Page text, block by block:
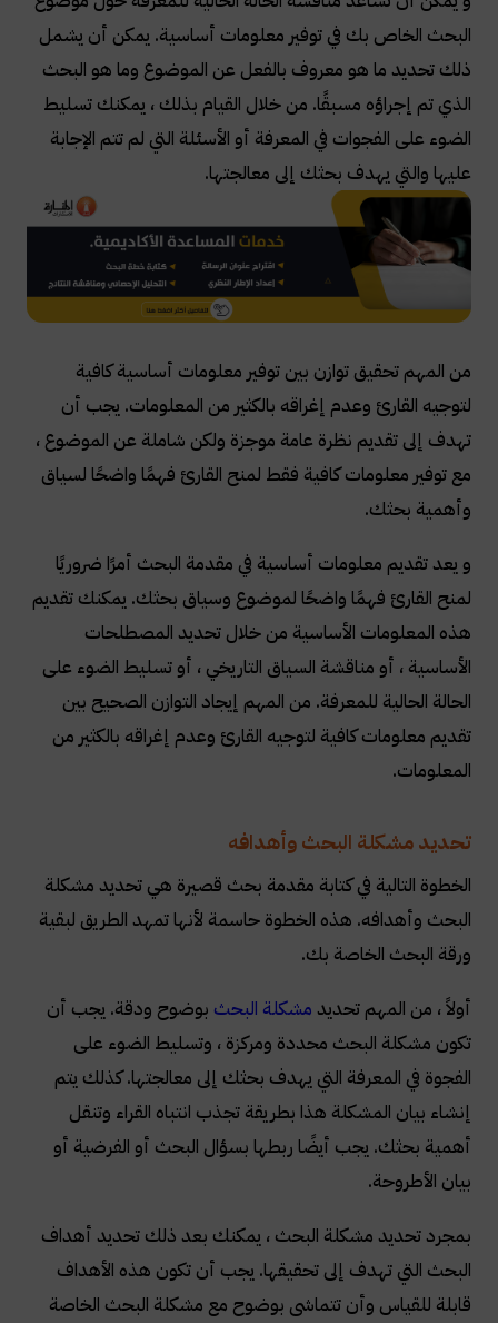
البحث الخاص بك في توفير معلومات أساسية. يمكن أن يشمل
ذلك تحديد ما هو معروف بالفعل عن الموضوع وما هو البحث
الذي تم إجراؤه مسبقًا. من خلال القيام بذلك ، يمكنك تسليط
الضوء على الفجوات في المعرفة أو الأسئلة التي لم تتم الإجابة
عليها والتي يهدف بحثك إلى معالجتها.
من المهم تحقيق توازن بين توفير معلومات أساسية كافية
لتوجيه القارئ وعدم إغراقه بالكثير من المعلومات. يجب أن
تهدف إلى تقديم نظرة عامة موجزة ولكن شاملة عن الموضوع ،
مع توفير معلومات كافية فقط لمنح القارئ فهمًا واضحًا لسياق
وأهمية بحثك.
و يعد تقديم معلومات أساسية في مقدمة البحث أمرًا ضروريًا
لمنح القارئ فهمًا واضحًا لموضوع وسياق بحثك. يمكنك تقديم
هذه المعلومات الأساسية من خلال تحديد المصطلحات
الأساسية ، أو مناقشة السياق التاريخي ، أو تسليط الضوء على
الحالة الحالية للمعرفة. من المهم إيجاد التوازن الصحيح بين
تقديم معلومات كافية لتوجيه القارئ وعدم إغراقه بالكثير من
المعلومات.
تحديد مشكلة البحث وأهدافه
الخطوة التالية في كتابة مقدمة بحث قصيرة هي تحديد مشكلة
البحث وأهدافه. هذه الخطوة حاسمة لأنها تمهد الطريق لبقية
ورقة البحث الخاصة بك.
أولاً ، من المهم تحديد مشكلة البحث بوضوح ودقة. يجب أن
تكون مشكلة البحث محددة ومركزة ، وتسليط الضوء على
الفجوة في المعرفة التي يهدف بحثك إلى معالجتها. كذلك يتم
إنشاء بيان المشكلة هذا بطريقة تجذب انتباه القراء وتنقل
أهمية بحثك. يجب أيضًا ربطها بسؤال البحث أو الفرضية أو
بيان الأطروحة.
بمجرد تحديد مشكلة البحث ، يمكنك بعد ذلك تحديد أهداف
البحث التي تهدف إلى تحقيقها. يجب أن تكون هذه الأهداف
قابلة للقياس وأن تتماشى بوضوح مع مشكلة البحث الخاصة